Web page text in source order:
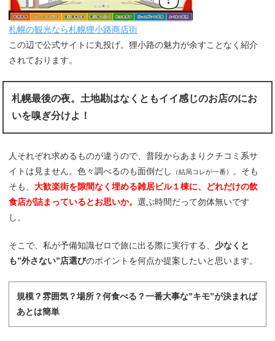
札幌の観光なら札幌狸小路商店街
この辺で公式サイトに丸投げ。狸小路の魅力が余すことなく紹介
されております。
札幌最後の夜。土地勘はなくともイイ感じのお店のにお
いを嗅ぎ分けよ！
人それぞれ求めるものが違うので、普段からあまりクチコミ系サ
イトは見ません。色々調べるのも面倒だし
（結局コレが一番）
。そも
そも、大歓楽街を隙間なく埋める雑居ビル１棟に、どれだけの飲
食店が詰まっているとお思いか。選ぶ時間だって勿体無いです
し。
そこで、私が予備知識ゼロで旅に出る際に実行する、 少なくと
も”外さない”店選びのポイントを何点か提案したいと思います。
規模？雰囲気？場所？何食べる？一番大事な”キモ”が決まれば
あとは簡単